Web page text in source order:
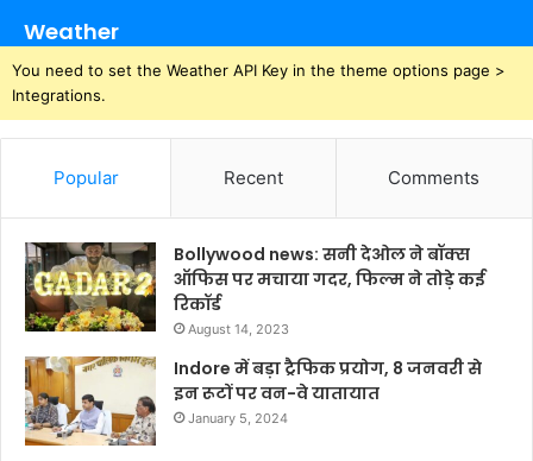
Weather
You need to set the Weather API Key in the theme options page >
Integrations.
Popular Recent Comments
Bollywood news: सनी देओल ने बॉक्स
ऑफिस पर मचाया गदर, फिल्म ने तोड़े कई
रिकॉर्ड
August 14, 2023
Indore में बड़ा ट्रैफिक प्रयोग, 8 जनवरी से
इन रूटों पर वन-वे यातायात
January 5, 2024